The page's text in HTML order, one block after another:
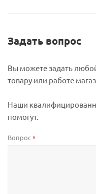
Задать вопрос
Вы можете задать
товару или работе
Наши
помогут.
Вопрос*